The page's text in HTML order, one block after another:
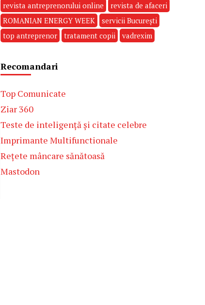
revista antreprenorului online
revista de afaceri
ROMANIAN ENERGY WEEK
servicii București
top antreprenor
tratament copii vadrexim
Recomandari
Top Comunicate
Ziar 360
Teste de inteligență și citate celebre
Imprimante Multifunctionale
Rețete mâncare sănătoasă
Mastodon